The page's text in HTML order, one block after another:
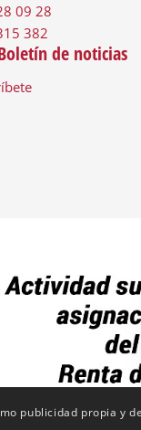
09 28
382
de noticias
publicidad propia y